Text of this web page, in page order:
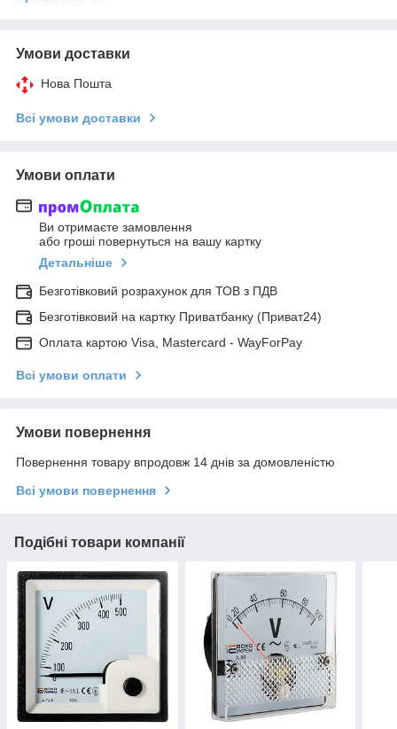
Умови доставки
Нова Пошта
Всі умови доставки
Умови оплати
Ви отримаєте замовлення
або гроші повернуться на вашу картку
Детальніше
Безготівковий розрахунок для ТОВ з ПДВ
Безготівковий на картку Приватбанку (Приват24)
Оплата картою Visa, Mastercard - WayForPay
Всі умови оплати
Умови повернення
Повернення товару впродовж 14 днів за домовленістю
Всі умови повернення
Подібні товари компанії